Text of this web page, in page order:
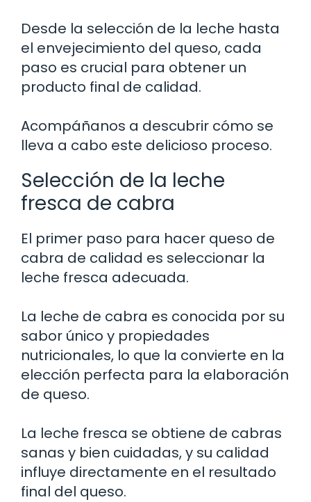
Desde la selección de la leche hasta
el envejecimiento del queso, cada
paso es crucial para obtener un
producto final de calidad.
Acompáñanos a descubrir cómo se
lleva a cabo este delicioso proceso.
Selección de la leche
fresca de cabra
El primer paso para hacer queso de
cabra de calidad es seleccionar la
leche fresca adecuada.
La leche de cabra es conocida por su
sabor único y propiedades
nutricionales, lo que la convierte en la
elección perfecta para la elaboración
de queso.
La leche fresca se obtiene de cabras
sanas y bien cuidadas, y su calidad
influye directamente en el resultado
final del queso.